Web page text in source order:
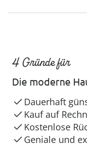
4 Gründe für
Die moderne
Dauerhaft
Kauf auf
Kostenlose
Geniale und